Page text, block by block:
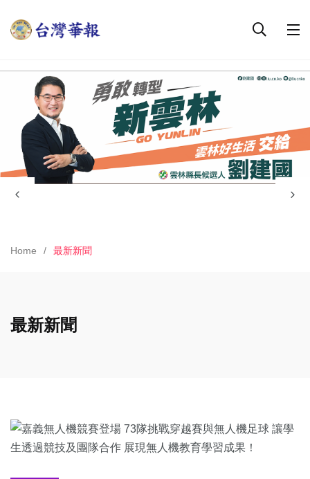
Home 最新新聞
最新新聞